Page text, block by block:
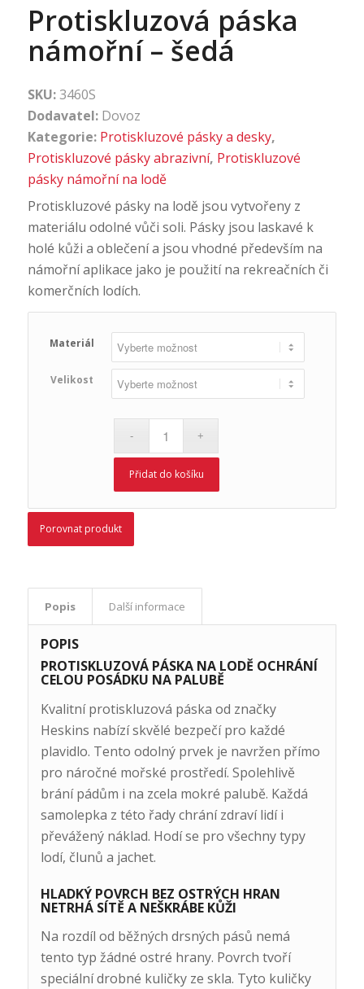
Protiskluzová páska
námořní – šedá
SKU:3460S
Dodavatel: Dovoz
Kategorie: Protiskluzové pásky a desky,
Protiskluzové pásky abrazivní, Protiskluzové
pásky námořní na lodě
Protiskluzové pásky na lodě jsou vytvořeny z
materiálu odolné vůči soli. Pásky jsou laskavé k
holé kůži a oblečení a jsou vhodné především na
námořní aplikace jako je použití na rekreačních či
komerčních lodích.
Materiál
Velikost
Přidat do košíku
Porovnat produkt
Popis Další informace
POPIS
PROTISKLUZOVÁ PÁSKA NA LODĚ OCHRÁNÍ
CELOU POSÁDKU NA PALUBĚ
Kvalitní protiskluzová páska od značky
Heskins nabízí skvělé bezpečí pro každé
plavidlo. Tento odolný prvek je navržen přímo
pro náročné mořské prostředí. Spolehlivě
brání pádům i na zcela mokré palubě. Každá
samolepka z této řady chrání zdraví lidí i
převážený náklad. Hodí se pro všechny typy
lodí, člunů a jachet.
HLADKÝ POVRCH BEZ OSTRÝCH HRAN
NETRHÁ SÍTĚ A NEŠKRÁBE KŮŽI
Na rozdíl od běžných drsných pásů nemá
tento typ žádné ostré hrany. Povrch tvoří
speciální drobné kuličky ze skla. Tyto kuličky